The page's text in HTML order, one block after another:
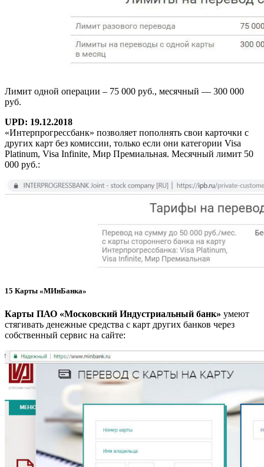
Лимит одной операции – 75 000 руб., месячный — 300 000
руб.
UPD: 19.12.2018
«Интерпрогрессбанк» позволяет пополнять свои карточки с
других карт без комиссии, только если они категории Visa
Platinum, Visa Infinite, Мир Премиальная. Месячный лимит 50
000 руб.:
15 Карты «МИнБанка»
Карты ПАО «Московский Индустриальный банк» умеют
стягивать денежные средства с карт других банков через
собственный сервис на сайте: